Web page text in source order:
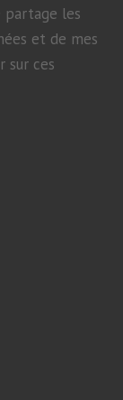
partage les
et de mes
sur ces